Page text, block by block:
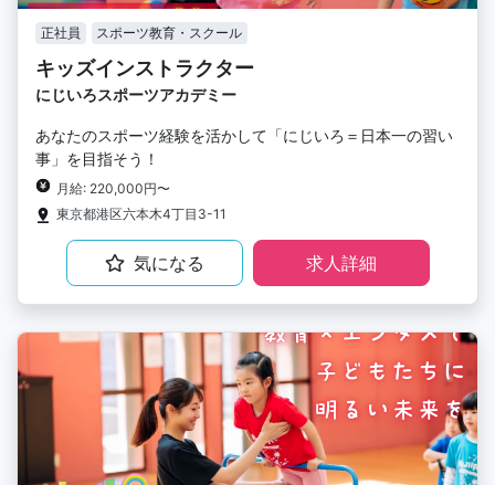
正社員 スポーツ教育・スクール
キッズインストラクター
にじいろスポーツアカデミー
あなたのスポーツ経験を活かして「にじいろ＝日本一の習い
事」を目指そう！
月給: 220,000円〜
東京都港区六本木4丁目3-11
気になる 求人詳細